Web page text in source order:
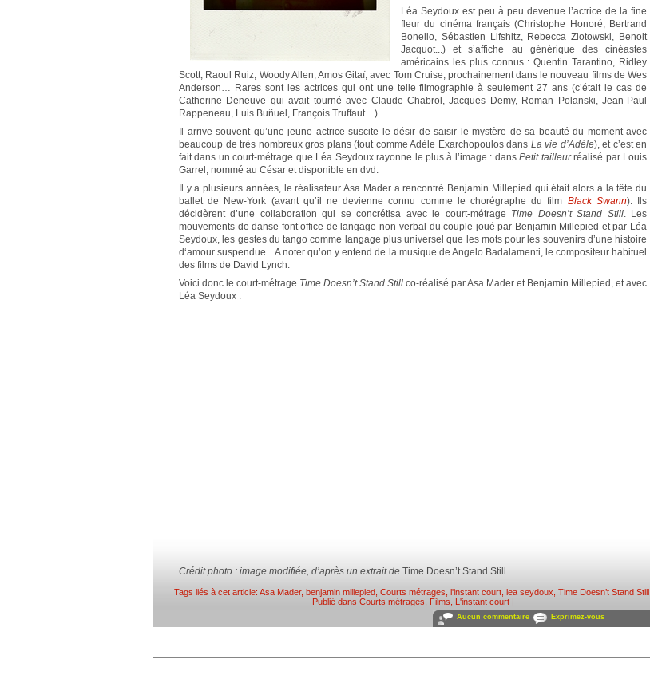
Léa Seydoux est peu à peu devenue l’actrice de la fine
fleur du cinéma français (Christophe Honoré, Bertrand
Bonello, Sébastien Lifshitz, Rebecca Zlotowski, Benoit
Jacquot...) et s’affiche au générique des cinéastes
américains les plus connus : Quentin Tarantino, Ridley
Scott, Raoul Ruiz, Woody Allen, Amos Gitaï, avec Tom Cruise, prochainement dans le nouveau films de Wes
Anderson… Rares sont les actrices qui ont une telle filmographie à seulement 27 ans (c’était le cas de
Catherine Deneuve qui avait tourné avec Claude Chabrol, Jacques Demy, Roman Polanski, Jean-Paul
Rappeneau, Luis Buñuel, François Truffaut…).
Il arrive souvent qu’une jeune actrice suscite le désir de saisir le mystère de sa beauté du moment avec
beaucoup de très nombreux gros plans (tout comme Adèle Exarchopoulos dans La vie d’Adèle), et c’est en
fait dans un court-métrage que Léa Seydoux rayonne le plus à l’image : dansPetit tailleurréalisé par Louis
Garrel, nommé au César et disponible en dvd.
Il y a plusieurs années, le réalisateur Asa Mader a rencontré Benjamin Millepied qui était alors à la tête du
ballet de New-York (avant qu’il ne devienne connu comme le chorégraphe du film Black Swann). Ils
décidèrent d’une collaboration qui se concrétisa avec le court-métrage Time Doesn’t Stand Still. Les
mouvements de danse font office de langage non-verbal du couple joué par Benjamin Millepied et par Léa
Seydoux, les gestes du tango comme langage plus universel que les mots pour les souvenirs d’une histoire
d‘amour suspendue... A noter qu’on y entend de la musique de Angelo Badalamenti, le compositeur habituel
des films de David Lynch.
Voici donc le court-métrage Time Doesn’t Stand Still co-réalisé par Asa Mader et Benjamin Millepied, et avec
Léa Seydoux :
Crédit photo : image modifiée, d’après un extrait de Time Doesn’t Stand Still .
Tags liés à cet article: Asa Mader, benjamin millepied Courts métrages l'instant court lea seydoux Time Doesn’t Stand Still
Publié dans Courts métrages Films L'instant court|
Aucun commentaire Exprimez-vous